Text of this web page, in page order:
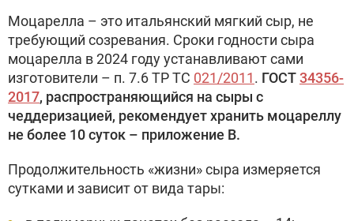
Моцарелла – это итальянский мягкий сыр, не
требующий созревания. Сроки годности сыра
моцарелла в 2024 году устанавливают сами
изготовители – п. 7.6 ТР ТС 021/2011. ГОСТ34356-
2017, распространяющийся на сыры с
чеддеризацией, рекомендует хранить моцареллу
не более 10 суток – приложение В.
Продолжительность «жизни» сыра измеряется
сутками и зависит от вида тары: